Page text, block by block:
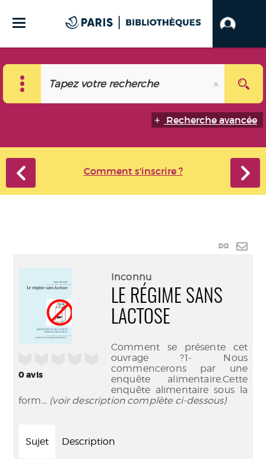
Recherche avancée
Comment s'inscrire ?
Lien
0avis
Inconnu
LE RÉGIME SANS
LACTOSE
Comment se présente cet
ouvrage ?1- Nous
commencerons par une
enquête alimentaire.Cette
enquête alimentaire sous la
form... (voir description complète ci-dessous)
Sujet Description